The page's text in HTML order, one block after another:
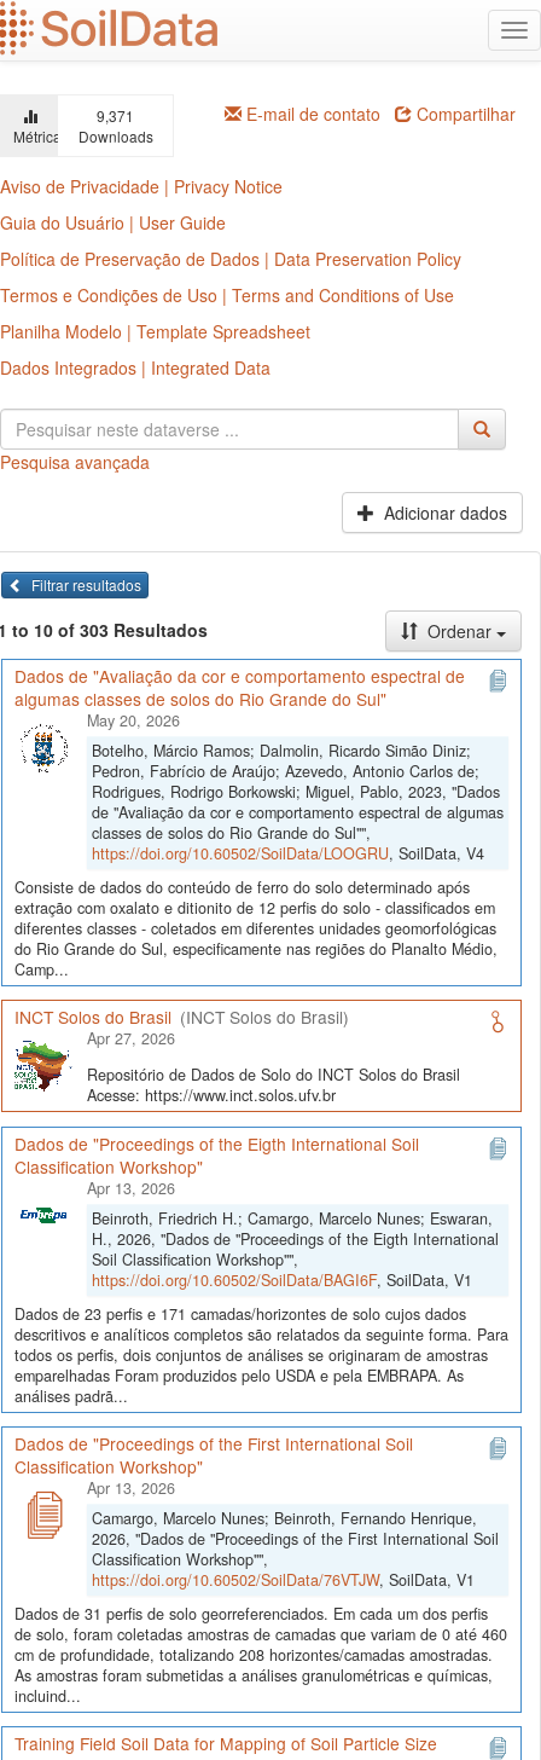
Ir
para
o
principal
Métricas
9,371
Downloads
E-mail de contato Compartilhar
Aviso de Privacidade | Privacy Notice
Guia do Usuário | User Guide
Política de Preservação de Dados | Data Preservation Policy
Termos e Condições de Uso | Terms and Conditions of Use
Planilha Modelo | Template Spreadsheet
Dados Integrados | Integrated Data
Pesquisa avançada
Adicionar dados
Filtrar resultados
to 10 of 303 Resultados
Ordenar
Dados de "Avaliação da cor e comportamento espectral de
algumas classes de solos do Rio Grande do Sul"
May 20, 2026
Botelho, Márcio Ramos; Dalmolin, Ricardo Simão Diniz;
Pedron, Fabrício de Araújo; Azevedo, Antonio Carlos de;
Rodrigues, Rodrigo Borkowski; Miguel, Pablo, 2023, "Dados
de "Avaliação da cor e comportamento espectral de algumas
classes de solos do Rio Grande do Sul"",
https://doi.org/10.60502/SoilData/LOOGRU, SoilData, V4
Consiste de dados do conteúdo de ferro do solo determinado após
extração com oxalato e ditionito de 12 perfis do solo - classificados em
diferentes classes - coletados em diferentes unidades geomorfológicas
do Rio Grande do Sul, especificamente nas regiões do Planalto Médio,
Camp...
INCT Solos do Brasil (INCT Solos do Brasil)
Apr 27, 2026
Repositório de Dados de Solo do INCT Solos do Brasil
Acesse: https://www.inct.solos.ufv.br
Dados de "Proceedings of the Eigth International Soil
Classification Workshop"
Apr 13, 2026
Beinroth, Friedrich H.; Camargo, Marcelo Nunes; Eswaran,
H., 2026, "Dados de "Proceedings of the Eigth International
Soil Classification Workshop"",
https://doi.org/10.60502/SoilData/BAGI6F, SoilData, V1
Dados de 23 perfis e 171 camadas/horizontes de solo cujos dados
descritivos e analíticos completos são relatados da seguinte forma. Para
todos os perfis, dois conjuntos de análises se originaram de amostras
emparelhadas Foram produzidos pelo USDA e pela EMBRAPA. As
análises padrã...
Dados de "Proceedings of the First International Soil
Classification Workshop"
Apr 13, 2026
Camargo, Marcelo Nunes; Beinroth, Fernando Henrique,
2026, "Dados de "Proceedings of the First International Soil
Classification Workshop"",
https://doi.org/10.60502/SoilData/76VTJW, SoilData, V1
Dados de 31 perfis de solo georreferenciados. Em cada um dos perfis
de solo, foram coletadas amostras de camadas que variam de 0 até 460
cm de profundidade, totalizando 208 horizontes/camadas amostradas.
As amostras foram submetidas a análises granulométricas e químicas,
incluind...
Training Field Soil Data for Mapping of Soil Particle Size